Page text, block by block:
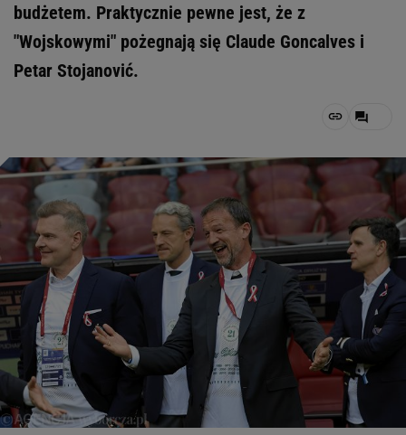
budżetem. Praktycznie pewne jest, że z
"Wojskowymi" pożegnają się Claude Goncalves i
Petar Stojanović.